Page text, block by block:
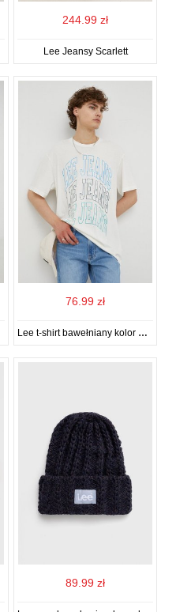
244.99 zł
Lee Jeansy Scarlett
76.99 zł
Lee t-shirt bawełniany kolor beżowy z nadrukiem
89.99 zł